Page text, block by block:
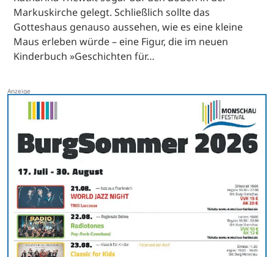
Markuskirche gelegt. Schließlich sollte das
Gotteshaus genauso aussehen, wie es eine kleine
Maus erleben würde – eine Figur, die im neuen
Kinderbuch »Geschichten für…